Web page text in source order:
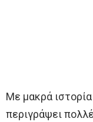
Με μακρά
περιγράψει